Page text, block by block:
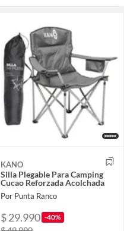
KANO
Silla Plegable Para Camping
Cucao Reforzada Acolchada
Por Punta Ranco
$ 29.990 -40%